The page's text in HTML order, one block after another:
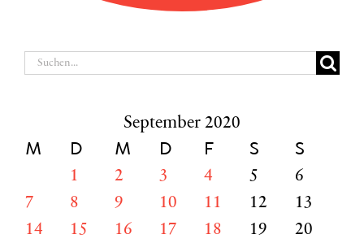
Suche
September 2020
M D M D F S S
1 2 3 4 5
6
7
8 9 10 11 12
13
14
15 16 17 18 19
20